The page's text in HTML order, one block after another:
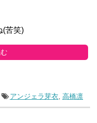
苦笑)
アンジェラ芽衣, 高橋凛